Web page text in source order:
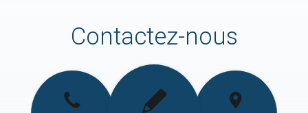
Contactez-nous